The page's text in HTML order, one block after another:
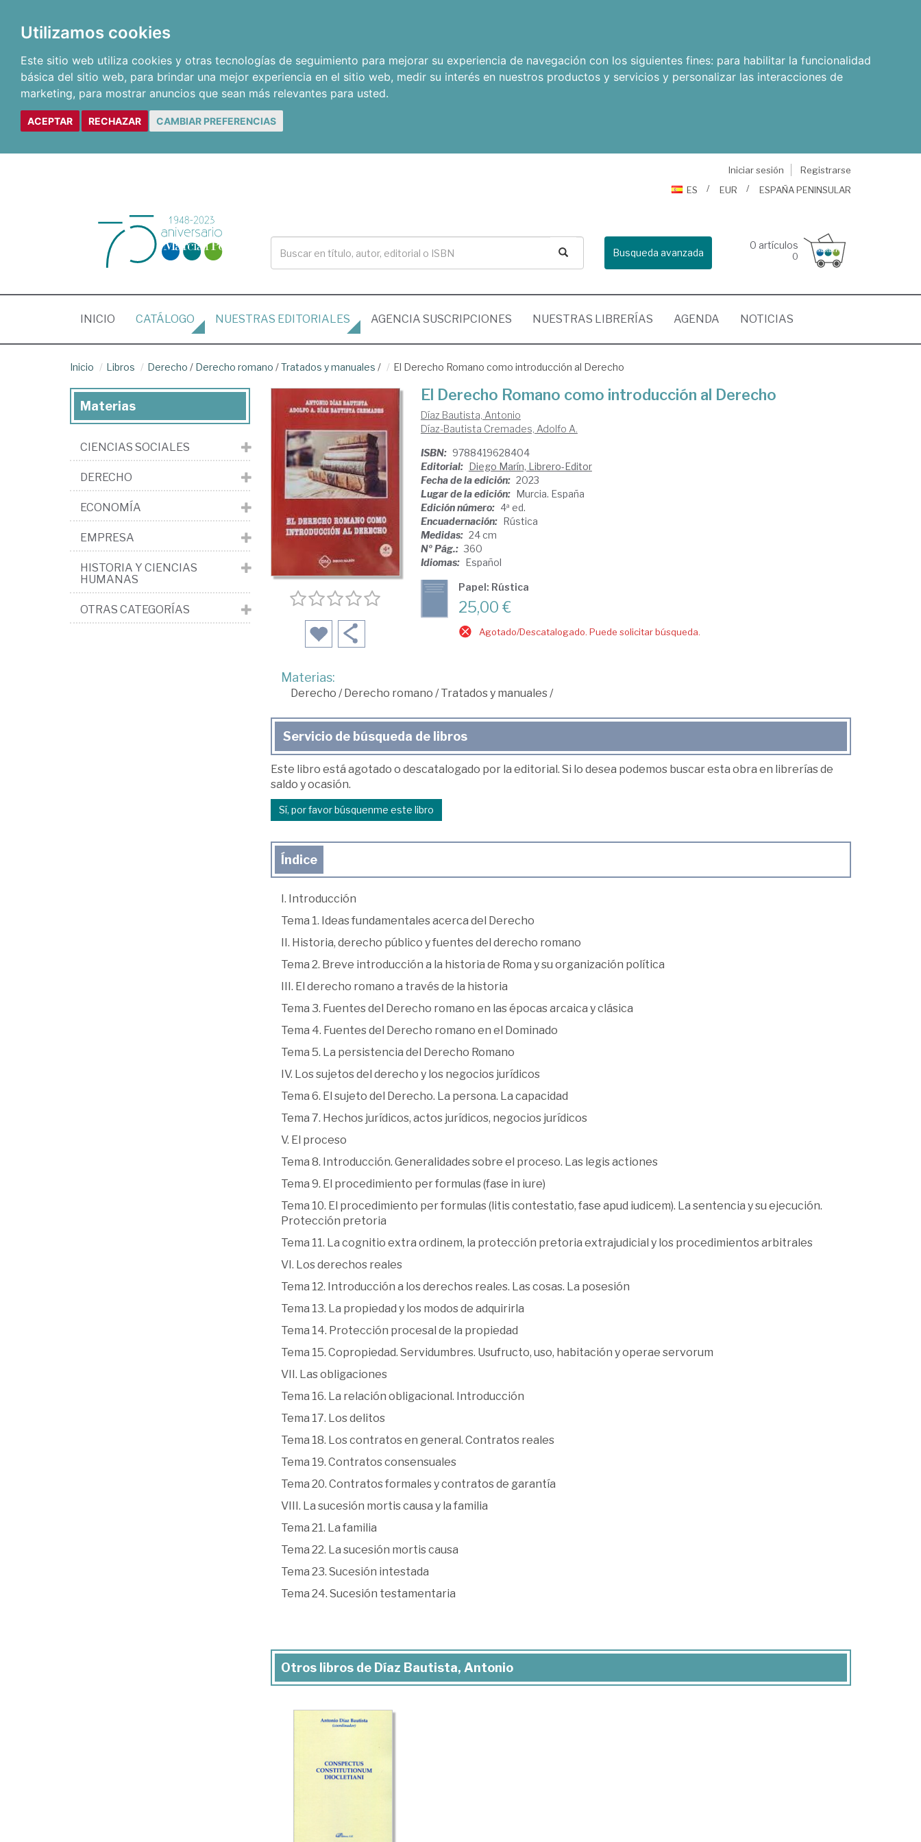
Utilizamos cookies
Este sitio web utiliza cookies y otras tecnologías de seguimiento para mejorar su experiencia de navegación con los siguientes fines: para habilitar la funcionalidad
básica del sitio web, para brindar una mejor experiencia en el sitio web, medir su interés en nuestros productos y servicios y personalizar las interacciones de
marketing, para mostrar anuncios que sean más relevantes para usted.
ACEPTAR RECHAZAR CAMBIAR PREFERENCIAS
Iniciar sesión
Registrarse
ES
EUR ESPAÑA PENINSULAR
Busqueda avanzada
0 artículos
0
INICIO (CURRENT)
CATÁLOGO NUESTRAS EDITORIALES AGENCIA SUSCRIPCIONES NUESTRAS LIBRERÍAS AGENDA NOTICIAS
Inicio Libros Derecho / Derecho romano /Tratados y manuales / El Derecho Romano como introducción al Derecho
El Derecho Romano como introducción al Derecho
Díaz Bautista, Antonio
Díaz-Bautista Cremades, Adolfo A.
ISBN: 9788419628404
Editorial: Diego Marín, Librero-Editor
Fecha de la edición: 2023
Lugar de la edición: Murcia. España
Edición número: 4ª ed.
Encuadernación: Rústica
Medidas: 24 cm
Nº Pág.: 360
Idiomas: Español
Papel: Rústica
25,00 €
Agotado/Descatalogado. Puede solicitar búsqueda.
Materias:
Derecho /Derecho romano /Tratados y manuales/
Servicio de búsqueda de libros
Este libro está agotado o descatalogado por la editorial. Si lo desea podemos buscar esta obra en librerías de
saldo y ocasión.
Sí, por favor búsquenme este libro
Índice
I. Introducción
Tema 1. Ideas fundamentales acerca del Derecho
II. Historia, derecho público y fuentes del derecho romano
Tema 2. Breve introducción a la historia de Roma y su organización política
III. El derecho romano a través de la historia
Tema 3. Fuentes del Derecho romano en las épocas arcaica y clásica
Tema 4. Fuentes del Derecho romano en el Dominado
Tema 5. La persistencia del Derecho Romano
IV. Los sujetos del derecho y los negocios jurídicos
Tema 6. El sujeto del Derecho. La persona. La capacidad
Tema 7. Hechos jurídicos, actos jurídicos, negocios jurídicos
V. El proceso
Tema 8. Introducción. Generalidades sobre el proceso. Las legis actiones
Tema 9. El procedimiento per formulas (fase in iure)
Tema 10. El procedimiento per formulas (litis contestatio, fase apud iudicem). La sentencia y su ejecución.
Protección pretoria
Tema 11. La cognitio extra ordinem, la protección pretoria extrajudicial y los procedimientos arbitrales
VI. Los derechos reales
Tema 12. Introducción a los derechos reales. Las cosas. La posesión
Tema 13. La propiedad y los modos de adquirirla
Tema 14. Protección procesal de la propiedad
Tema 15. Copropiedad. Servidumbres. Usufructo, uso, habitación y operae servorum
VII. Las obligaciones
Tema 16. La relación obligacional. Introducción
Tema 17. Los delitos
Tema 18. Los contratos en general. Contratos reales
Tema 19. Contratos consensuales
Tema 20. Contratos formales y contratos de garantía
VIII. La sucesión mortis causa y la familia
Tema 21. La familia
Tema 22. La sucesión mortis causa
Tema 23. Sucesión intestada
Tema 24. Sucesión testamentaria
Otros libros de Díaz Bautista, Antonio
Materias
CIENCIAS SOCIALES
DERECHO
ECONOMÍA
EMPRESA
HISTORIA Y CIENCIAS
HUMANAS
OTRAS CATEGORÍAS